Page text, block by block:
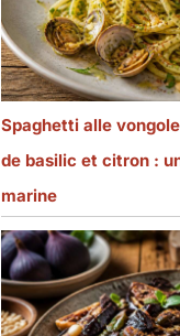
Spaghetti alle
de basilic et citron :
marine